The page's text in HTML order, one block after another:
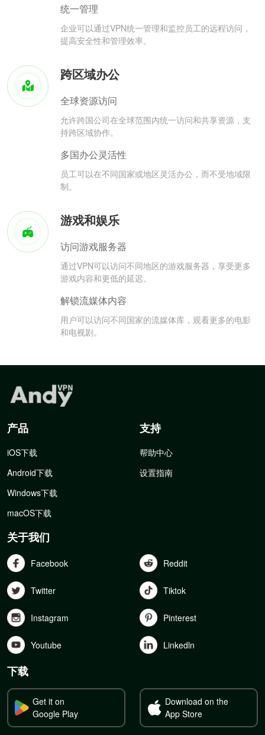
统一管理
企业可以通过VPN统一管理和监控员工的远程访问，
提高安全性和管理效率。
跨区域办公
全球资源访问
允许跨国公司在全球范围内统一访问和共享资源，支
持跨区域协作。
多国办公灵活性
员工可以在不同国家或地区灵活办公，而不受地域限
制。
游戏和娱乐
访问游戏服务器
通过VPN可以访问不同地区的游戏服务器，享受更多
游戏内容和更低的延迟。
解锁流媒体内容
用户可以访问不同国家的流媒体库，观看更多的电影
和电视剧。
产品
iOS下载
Android下载
Windows下载
macOS下载
支持
帮助中心
设置指南
关于我们
Facebook Reddit
Twitter Tiktok
Instagram Pinterest
Youtube Linkedln
下载
Get it on
Google Play
Download on the
App Store